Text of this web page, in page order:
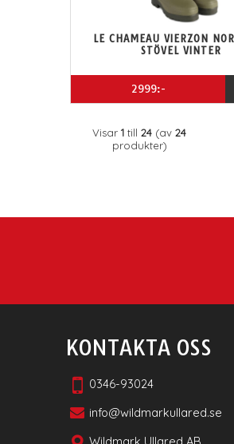
LE CHAMEAU VIERZON
STÖVEL VINTER
2999:-
Visar1 till24 (av24
produkter)
KONTAKTA OSS
0346-93024
info@wildmarkullared.se